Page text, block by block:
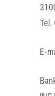
Tel.
E-